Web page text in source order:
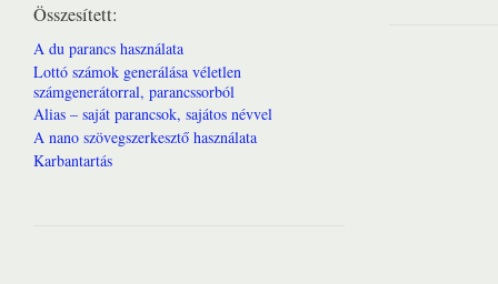
Összesített:
A du parancs használata
Lottó számok generálása véletlen
számgenerátorral, parancssorból
Alias – saját parancsok, sajátos névvel
A nano szövegszerkesztő használata
Karbantartás